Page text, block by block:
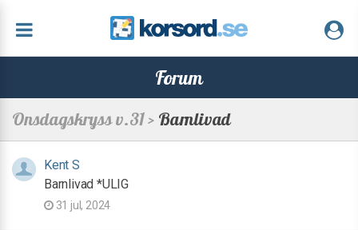
Forum
Onsdagskryss v.31 > Barnlivad
Kent S
Barnlivad *ULIG
31 jul, 2024